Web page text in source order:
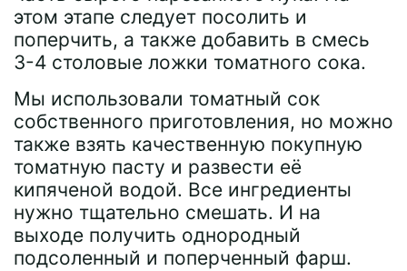
этом этапе следует посолить и
поперчить, а также добавить в смесь
3-4 столовые ложки томатного сока.
Мы использовали томатный сок
собственного приготовления, но можно
также взять качественную покупную
томатную пасту и развести её
кипяченой водой. Все ингредиенты
нужно тщательно смешать. И на
выходе получить однородный
подсоленный и поперченный фарш.